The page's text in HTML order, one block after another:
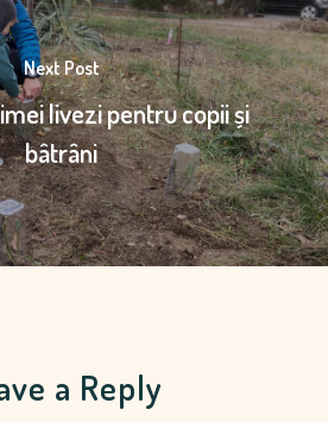
Next Post
livezi pentru copii și
bâtrâni
a Reply